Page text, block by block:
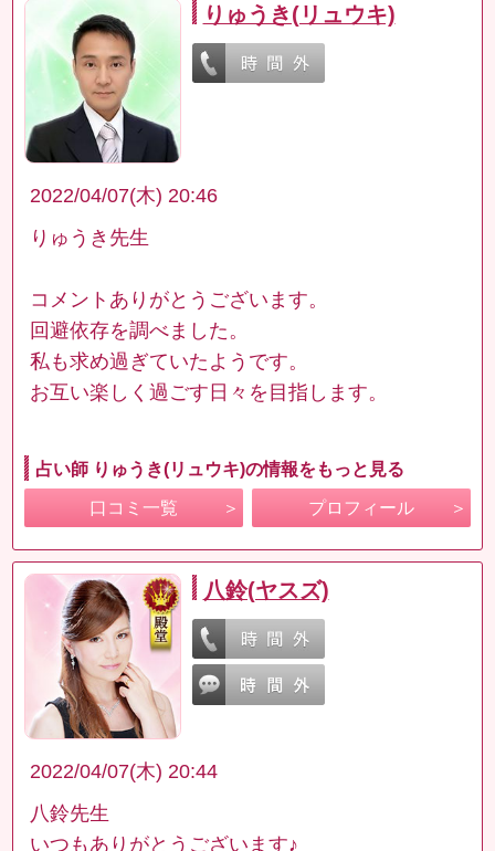
りゅうき(リュウキ)
2022/04/07(木) 20:46
りゅうき先生
コメントありがとうございます。
回避依存を調べました。
私も求め過ぎていたようです。
お互い楽しく過ごす日々を目指します。
占い師 りゅうき(リュウキ)の情報をもっと見る
口コミ一覧 プロフィール
八鈴(ヤスズ)
2022/04/07(木) 20:44
八鈴先生
いつもありがとうございます♪